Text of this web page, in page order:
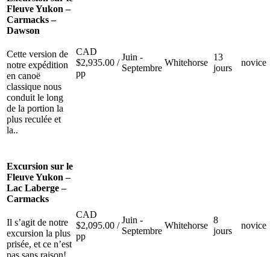
Fleuve Yukon –
Carmacks –
Dawson
Cette version de
notre expédition
en canoë
classique nous
conduit le long
de la portion la
plus reculée et
la..
CAD
$2,935.00 /
pp
Juin -
Septembre
Whitehorse
13
jours
novice
Excursion sur le
Fleuve Yukon –
Lac Laberge –
Carmacks
Il s’agit de notre
excursion la plus
prisée, et ce n’est
CAD
$2,095.00 /
pp
Juin -
Septembre
Whitehorse
8
jours
novice